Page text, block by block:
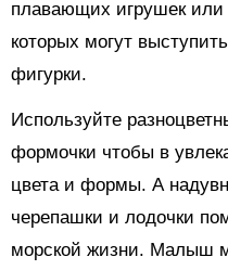
плавающих игрушек или
которых могут
фигурки.
Используйте
формочки чтобы в
цвета и формы. А
черепашки и лодочки
морской жизни. Малыш